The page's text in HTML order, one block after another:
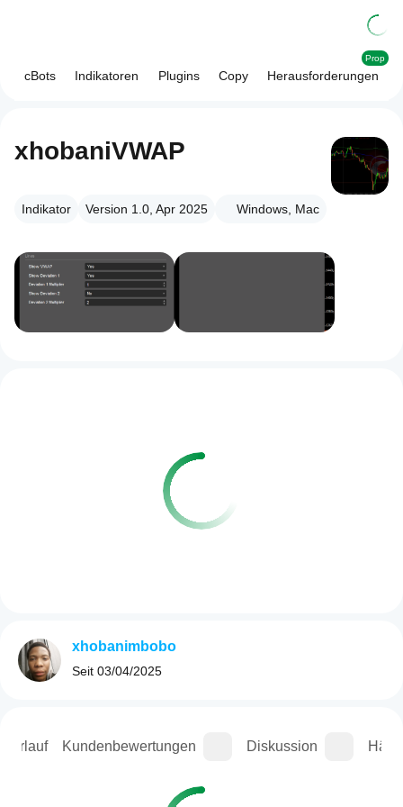
cBots Indikatoren Plugins Copy Herausforderungen
Prop
xhobaniVWAP
Indikator Version 1.0, Apr 2025 Windows, Mac
Kundenbewertungen Diskussion
xhobanimbobo
Seit 03/04/2025